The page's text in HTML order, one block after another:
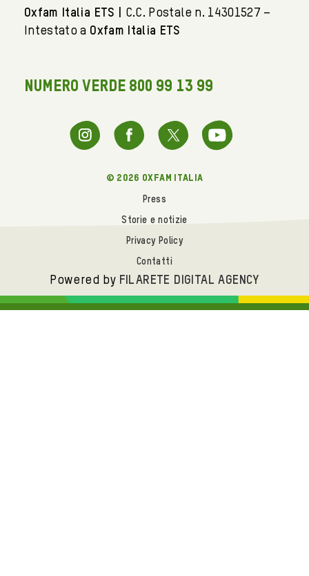
Oxfam Italia ETS | C.C. Postale n. 14301527 –
Intestato a Oxfam Italia ETS
NUMERO VERDE 800 99 13 99
© 2026 oxfam italia
Press
Storie e notizie
Privacy Policy
Contatti
Powered by FILARETE DIGITAL AGENCY